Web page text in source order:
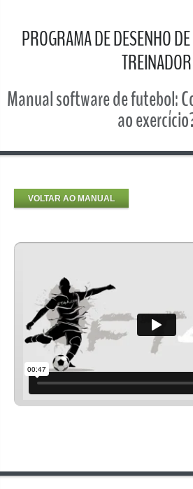
PROGRAMA DE DESENHO
TREINADOR
Manual software de futebol:
ao
VOLTAR AO MANUAL